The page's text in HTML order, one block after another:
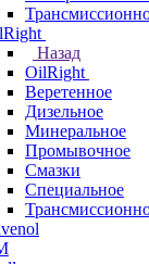
Назад
OilRight
Веретенное
Дизельное
Минеральное
Промывочное
Смазки
Специальное